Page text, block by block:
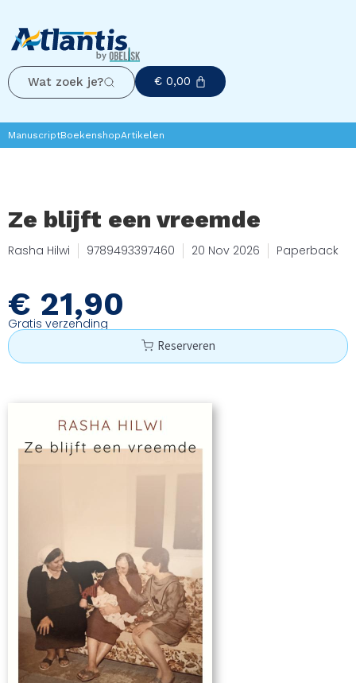
Wat zoek je? € 0,00
ManuscriptBoekenshopArtikelen
Ze blijft een vreemde
Rasha Hilwi 9789493397460 20 Nov 2026 Paperback
€ 21,90
Gratis verzending
Reserveren